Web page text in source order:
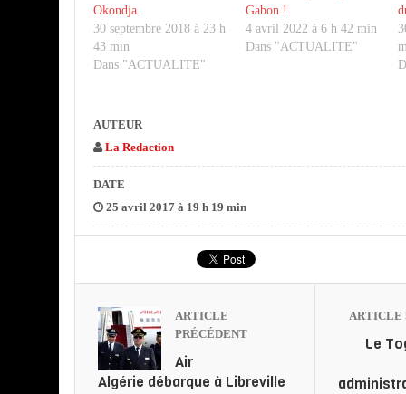
Okondja.
30 septembre 2018 à 23 h
43 min
Dans "ACTUALITE"
Gabon !
4 avril 2022 à 6 h 42 min
Dans "ACTUALITE"
AUTEUR
La Redaction
DATE
25 avril 2017 à 19 h 19 min
ARTICLE
PRÉCÉDENT
Air
Algérie débarque à Libreville
ARTICLE
Le